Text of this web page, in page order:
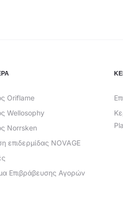
Oriflame
Wellosophy
Norrsken
επιδερμίδας NOVAGE
Επιβράβευσης Αγορών